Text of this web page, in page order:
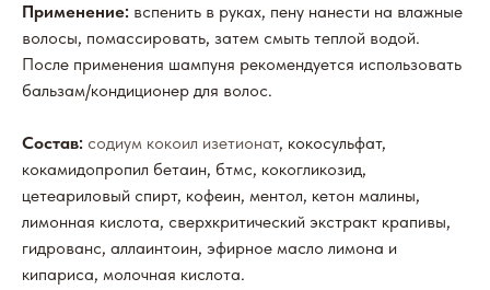
Применение: вспенить в руках, пену нанести на влажные
волосы, помассировать, затем смыть теплой водой.
После применения шампуня рекомендуется использовать
бальзам/кондиционер для волос.
Состав: содиум кокоил изетионат, кокосульфат,
кокамидопропил бетаин, бтмс, кокогликозид,
цетеариловый спирт, кофеин, ментол, кетон малины,
лимонная кислота, сверхкритический экстракт крапивы,
гидрованс, аллаинтоин, эфирное масло лимона и
кипариса, молочная кислота.